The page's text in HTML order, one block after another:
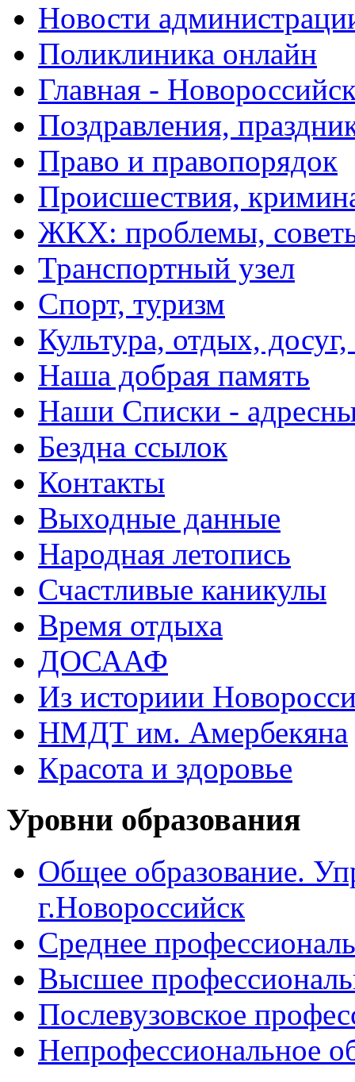
Новости
Поликлиника онлайн
Главная -
Поздравления,
Право и правопорядок
Происшествия,
ЖКХ: проблемы,
Транспортный узел
Спорт, туризм
Культура, отдых,
Наша добрая память
Наши Списки -
Бездна ссылок
Контакты
Выходные данные
Народная летопись
Счастливые каникулы
Время отдыха
ДОСААФ
Из историии
НМДТ им. Амербекяна
Красота и здоровье
Уровни образования
Общее образование.
г.Новороссийск
Среднее
Высшее
Послевузовское
Непрофессиональное